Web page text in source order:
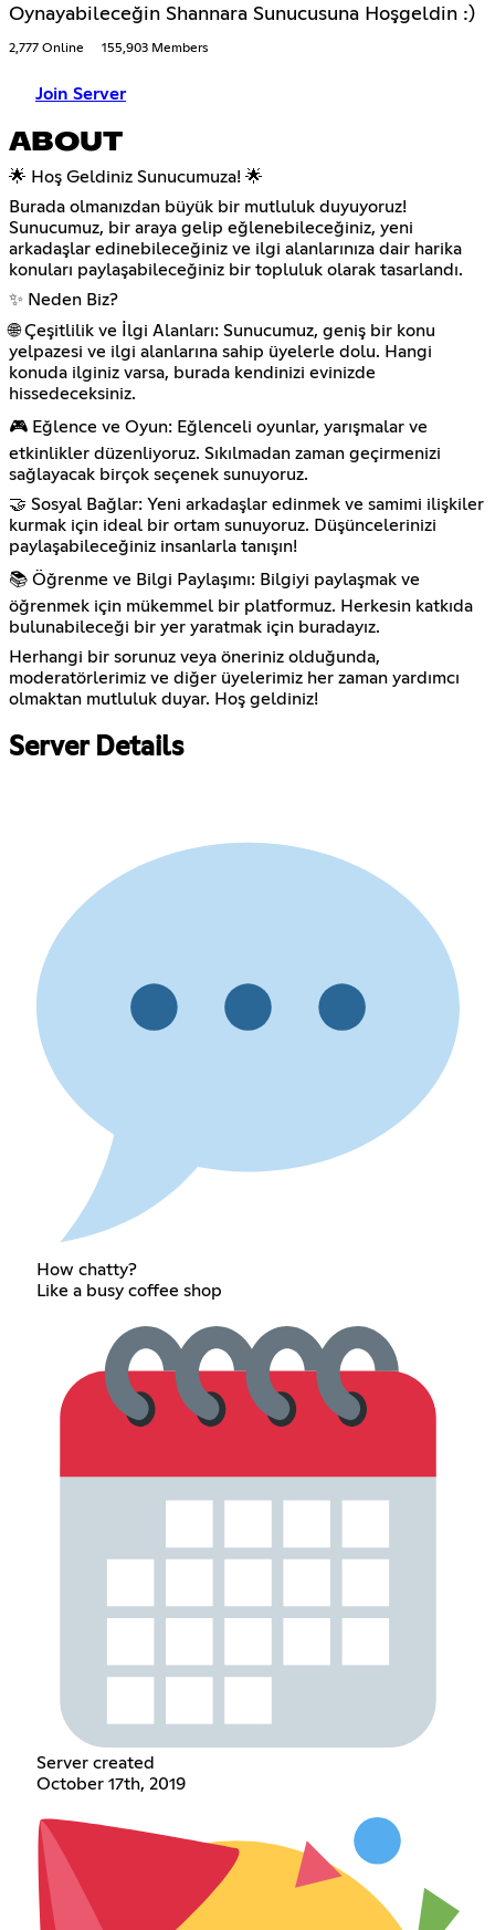
Oynayabileceğin Shannara Sunucusuna Hoşgeldin :)
2,777 Online 155,903 Members
Join Server
ABOUT
🌟 Hoş Geldiniz Sunucumuza! 🌟
Burada olmanızdan büyük bir mutluluk duyuyoruz!
Sunucumuz, bir araya gelip eğlenebileceğiniz, yeni
arkadaşlar edinebileceğiniz ve ilgi alanlarınıza dair harika
konuları paylaşabileceğiniz bir topluluk olarak tasarlandı.
✨ Neden Biz?
🌐 Çeşitlilik ve İlgi Alanları: Sunucumuz, geniş bir konu
yelpazesi ve ilgi alanlarına sahip üyelerle dolu. Hangi
konuda ilginiz varsa, burada kendinizi evinizde
hissedeceksiniz.
🎮 Eğlence ve Oyun: Eğlenceli oyunlar, yarışmalar ve
etkinlikler düzenliyoruz. Sıkılmadan zaman geçirmenizi
sağlayacak birçok seçenek sunuyoruz.
🤝 Sosyal Bağlar: Yeni arkadaşlar edinmek ve samimi ilişkiler
kurmak için ideal bir ortam sunuyoruz. Düşüncelerinizi
paylaşabileceğiniz insanlarla tanışın!
📚 Öğrenme ve Bilgi Paylaşımı: Bilgiyi paylaşmak ve
öğrenmek için mükemmel bir platformuz. Herkesin katkıda
bulunabileceği bir yer yaratmak için buradayız.
Herhangi bir sorunuz veya öneriniz olduğunda,
moderatörlerimiz ve diğer üyelerimiz her zaman yardımcı
olmaktan mutluluk duyar. Hoş geldiniz!
Server Details
How chatty?
Like a busy coffee shop
Server created
October 17th, 2019